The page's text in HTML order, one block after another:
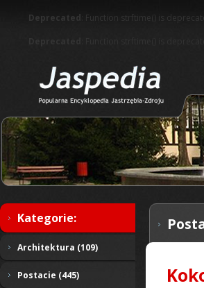
Deprecated : Function strftime() is
Kategorie:
Architektura (109)
Postacie (445)